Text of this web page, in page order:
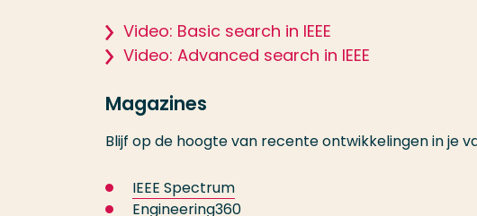
Video: Basic search in IEEE
Video: Advanced search in IEEE
Magazines
Blijf op de hoogte van recente ontwikkelingen in je
IEEE Spectrum
Engineering360